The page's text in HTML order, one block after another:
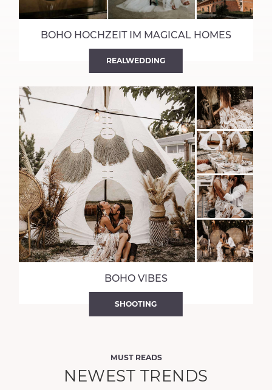
BOHO HOCHZEIT IM MAGICAL HOMES
REALWEDDING
BOHO VIBES
SHOOTING
MUST READS
NEWEST TRENDS